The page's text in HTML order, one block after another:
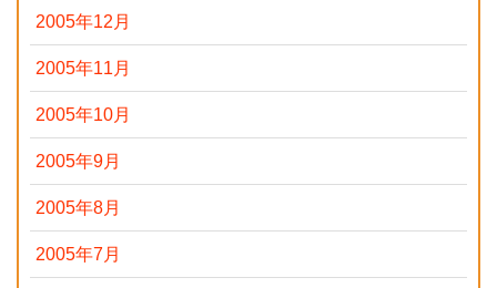
2005年12月
2005年11月
2005年10月
2005年9月
2005年8月
2005年7月